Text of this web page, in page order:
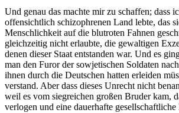
Und genau das machte mir zu schaffen; dass
offensichtlich schizophrenen Land lebte, das
Menschlichkeit auf die blutroten Fahnen
gleichzeitig nicht erlaubte, die gewaltigen
denen dieser Staat entstanden war. Und es
man den Furor der sowjetischen Soldaten
ihnen durch die Deutschen hatten erleiden
verstand. Aber dass dieses Unrecht nicht
weil es vom siegreichen großen Bruder kam,
verlogen und eine dauerhafte gesellschaftliche